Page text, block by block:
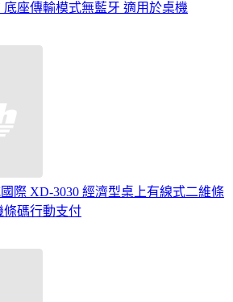
底座傳輸模式無藍牙 適用於桌機
際 XD-3030 經濟型桌上有線式二維條
條碼行動支付